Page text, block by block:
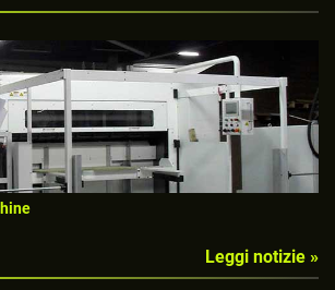
Leggi notizie »